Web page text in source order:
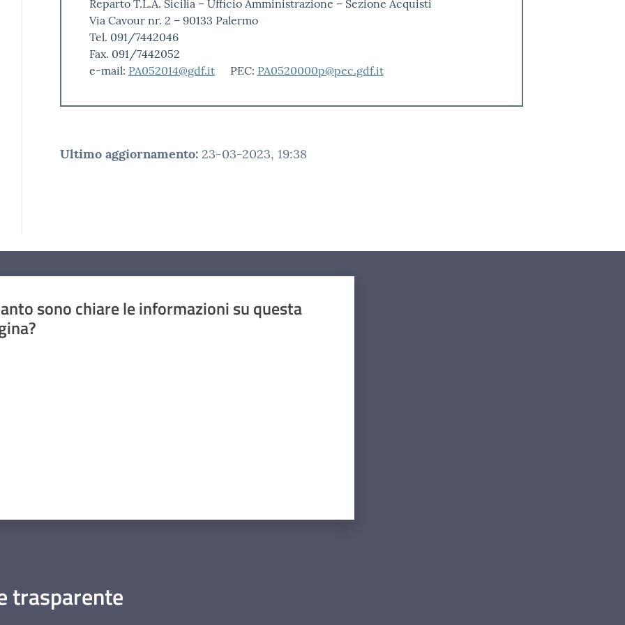
Reparto T.L.A. Sicilia – Ufficio Amministrazione – Sezione Acquisti
Via Cavour nr. 2 – 90133 Palermo
Tel. 091/7442046
Fax. 091/7442052
e-mail: PA052014@gdf.it PEC: PA0520000p@pec.gdf.it
Ultimo aggiornamento: 23-03-2023, 19:38
sono chiare le informazioni su questa
trasparente